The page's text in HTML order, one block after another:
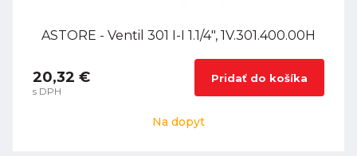
ASTORE - Ventil 301 I-I 1.1/4", 1V.301.400.00H
20,32 €
s DPH
Pridať do košíka
Na dopyt